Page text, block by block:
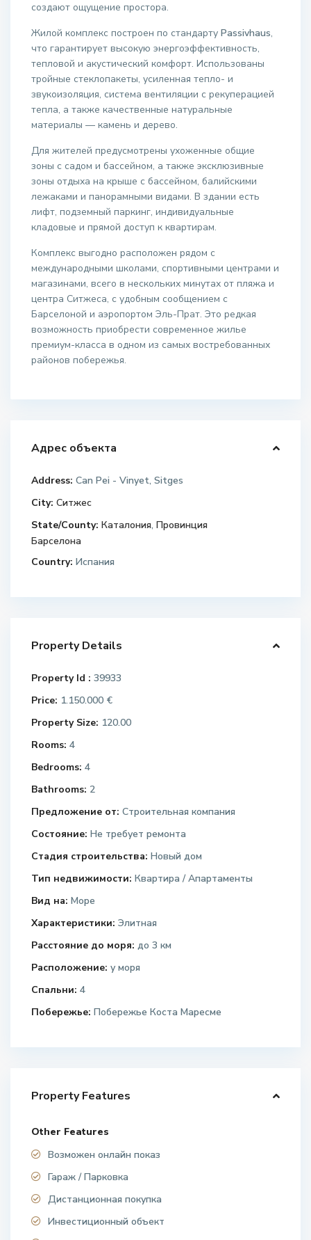
создают ощущение простора.
Жилой комплекс построен по стандартуPassivhaus,
что гарантирует высокую энергоэффективность,
тепловой и акустический комфорт. Использованы
тройные стеклопакеты, усиленная тепло- и
звукоизоляция, система вентиляции с рекуперацией
тепла, а также качественные натуральные
материалы — камень и дерево.
Для жителей предусмотрены ухоженные общие
зоны с садом и бассейном, а также эксклюзивные
зоны отдыха на крыше с бассейном, балийскими
лежаками и панорамными видами. В здании есть
лифт, подземный паркинг, индивидуальные
кладовые и прямой доступ к квартирам.
Комплекс выгодно расположен рядом с
международными школами, спортивными центрами и
магазинами, всего в нескольких минутах от пляжа и
центра Ситжеса, с удобным сообщением с
Барселоной и аэропортом Эль-Прат. Это редкая
возможность приобрести современное жилье
премиум-класса в одном из самых востребованных
районов побережья.
Адрес объекта
Address: Can Pei - Vinyet, Sitges
City: Ситжес
State/County: Каталония,Провинция
Барселона
Country: Испания
Property Details
Property Id : 39933
Price: 1.150.000 €
Property Size: 120.00
Rooms: 4
Bedrooms: 4
Bathrooms: 2
Предложение от: Строительная компания
Состояние: Не требует ремонта
Стадия строительства: Новый дом
Тип недвижимости: Квартира / Апартаменты
Вид на: Море
Характеристики: Элитная
Расстояние до моря: до 3 км
Расположение: у моря
Спальни: 4
Побережье: Побережье Коста Маресме
Property Features
Other Features
Возможен онлайн показ
Гараж / Парковка
Дистанционная покупка
Инвестиционный объект